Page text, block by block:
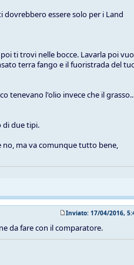
dovrebbero essere solo per i Land
ti trovi nelle bocce. Lavarla poi
terra fango e il fuoristrada del
tenevano l'olio invece che il grasso..
di due tipi.
no, ma va comunque tutto bene,
Inviato: 17/04/2016,
da fare con il comparatore.